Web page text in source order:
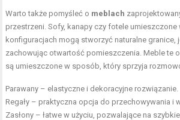
Warto także pomyśleć o meblach
przestrzeni. Sofy, kanapy czy fotele
konfiguracjach mogą stworzyć naturalne granice,
zachowując otwartość pomieszczenia. Meble te
są umieszczone w sposób, który sprzyja
Parawany – elastyczne i dekoracyjne rozwiązanie.
Regały – praktyczna opcja do przechowywania i
Zasłony – łatwe w użyciu, pozwalające na